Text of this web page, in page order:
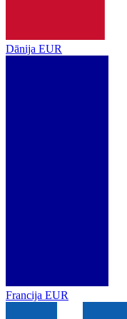
Dānija EUR
Francija EUR